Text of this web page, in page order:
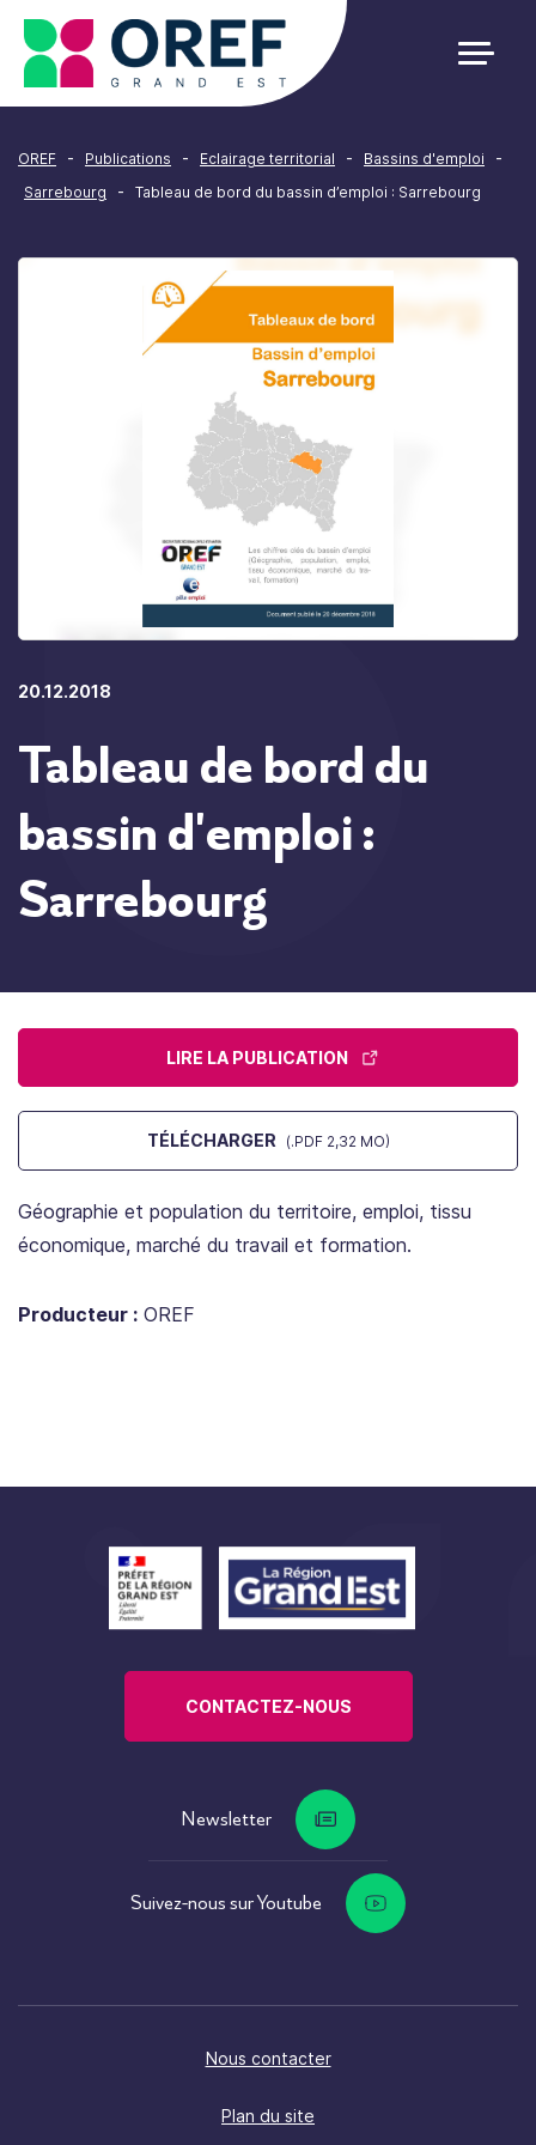
OREF - Publications - Eclairage territorial - Bassins d'emploi -
Sarrebourg - Tableau de bord du bassin d’emploi : Sarrebourg
20.12.2018
Tableau de bord du
bassin d'emploi :
Sarrebourg
LIRE LA PUBLICATION
TÉLÉCHARGER (.PDF 2,32 MO)
Géographie et population du territoire, emploi, tissu
économique, marché du travail et formation.
Producteur : OREF
CONTACTEZ-NOUS
Newsletter
Suivez-nous sur Youtube
Nous contacter
Plan du site